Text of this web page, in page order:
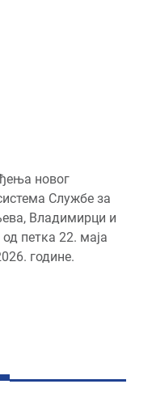
новог
Службе за
Владимирци и
петка 22. маја
године.